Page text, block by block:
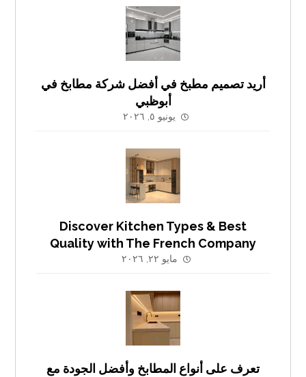
أريد تصميم مطبخ في أفضل شركة مطابخ في
أبوظبي
يونيو ٥, ٢٠٢٦
Discover Kitchen Types & Best
Quality with The French Company
مايو ٢٢, ٢٠٢٦
تعرف على أنواع المطابخ وأفضل الجودة مع